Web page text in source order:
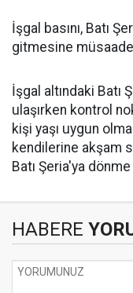
İşgal basını, Batı
gitmesine
İşgal altındaki Batı
ulaşırken kontrol
kişi yaşı uygun
kendilerine akşam
Batı Şeria'ya
HABERE